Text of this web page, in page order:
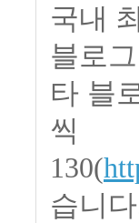
국내
블로
타 블
130(
습니